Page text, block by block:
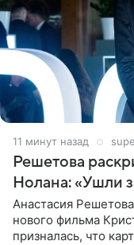
11 минут назад
Решетова
Нолана: «Ушли
Анастасия
нового фильма
призналась, что